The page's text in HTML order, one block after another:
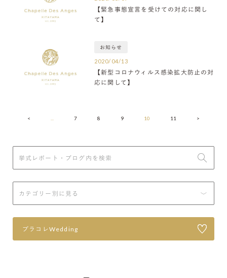
【緊急事態宣言を受けての対応に関し
て】
お知らせ
2020/04/13
【新型コロナウィルス感染拡大防止の対
応に関して】
< 7 8 9 10 11 >
プラコレWedding